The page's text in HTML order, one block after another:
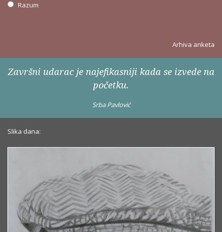
Razum
Arhiva anketa
Završni udarac je najefikasniji kada se izvede na
početku.
Srba Pavlović
Slika dana: